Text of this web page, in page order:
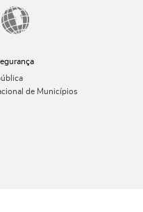
de Municípios